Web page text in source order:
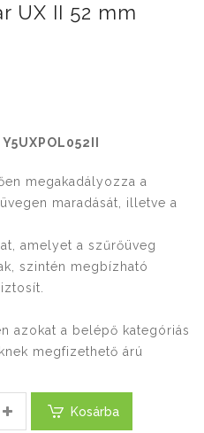
UX II 52 mm
Y5UXPOL052II
megakadályozza a
maradását, illetve a
amelyet a szűrőüveg
szintén megbízható
azokat a belépő kategóriás
megfizethető árú
Kosárba